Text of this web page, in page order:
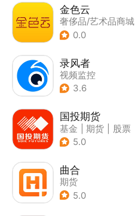
金色云
奢侈品/艺术品商城
| 贵金属原油
0.0
录风者
视频监控
3.6
国投期货
基金 期货
股票
5.0
曲合
期货
5.0